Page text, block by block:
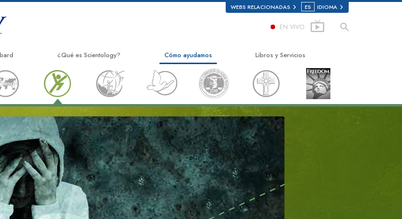
WEBS RELACIONADAS ES IDIOMA
EN VIVO
¿Qué es Scientology?
Creencias y prácticas
Credos y Códigos de Scientology
Qué dicen los scientologists acerca de
Scientology
Conoce a un Scientologist
Dentro de una Iglesia
Los Principios Básicos de Scientology
Una introducción a Dianética
Cómo ayudamos
El Camino a la Felicidad
Applied Scholastics
Criminon
Narconon
La Verdad Sobre las Drogas
Unidos por los Derechos Humanos
Comisión Ciudadana de Derechos
Humanos
Libros y Servicios
Libros para principiantes
Libros de Audio
Conferencias introductorias
Películas Introductorias
Comenzando Servicios